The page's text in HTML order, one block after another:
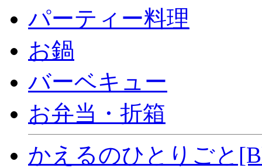
パーティー料理
お鍋
バーベキュー
お弁当・折箱
かえるのひとりごと